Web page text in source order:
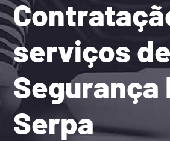
serviços de
Segurança
Serpa